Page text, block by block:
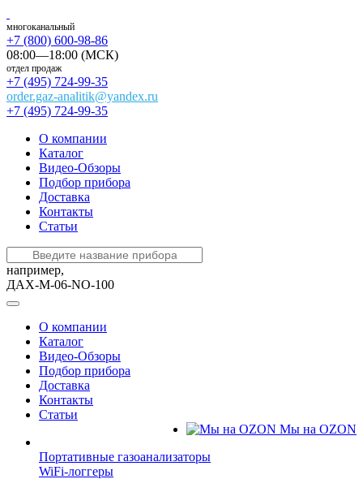
многоканальный
+7 (800) 600-98-86
08:00—18:00 (МСК)
отдел продаж
+7 (495) 724-99-35
order.gaz-analitik@yandex.ru
+7 (495) 724-99-35
О компании
Каталог
Видео-Обзоры
Подбор прибора
Доставка
Контакты
Статьи
например,
ДАХ-М-06-NO-100
О компании
Каталог
Видео-Обзоры
Подбор прибора
Доставка
Контакты
Статьи
Мы на OZON
Портативные газоанализаторы
WiFi-логгеры